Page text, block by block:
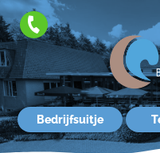
Bedrijfsuitje